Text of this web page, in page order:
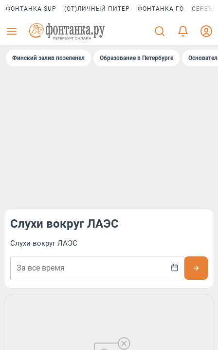
ФОНТАНКА SUP (ОТ)ЛИЧНЫЙ ПИТЕР ФОНТАНКА ГО
Финский залив позеленел Образование в Петербурге
Слухи вокруг ЛАЭС
Слухи вокруг ЛАЭС